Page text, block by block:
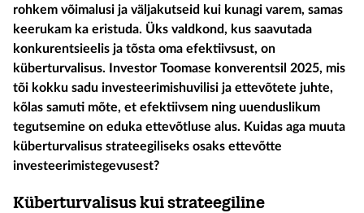
rohkem võimalusi ja väljakutseid kui kunagi varem, samas
keerukam ka eristuda. Üks valdkond, kus saavutada
konkurentsieelis ja tõsta oma efektiivsust, on
küberturvalisus. Investor Toomase konverentsil 2025, mis
tõi kokku sadu investeerimishuvilisi ja ettevõtete juhte,
kõlas samuti mõte, et efektiivsem ninguuenduslikum
tegutsemine on eduka ettevõtluse alus. Kuidas aga muuta
küberturvalisus strateegiliseks osaks ettevõtte
investeerimistegevusest?
Küberturvalisuskui strateegiline